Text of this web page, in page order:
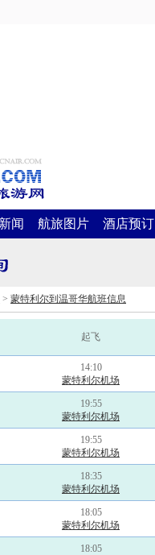
闻 航旅图片 酒店预订
> 蒙特利尔到温哥华航班信息
起飞
14:10
蒙特利尔机场
19:55
蒙特利尔机场
19:55
蒙特利尔机场
18:35
蒙特利尔机场
18:05
蒙特利尔机场
18:05